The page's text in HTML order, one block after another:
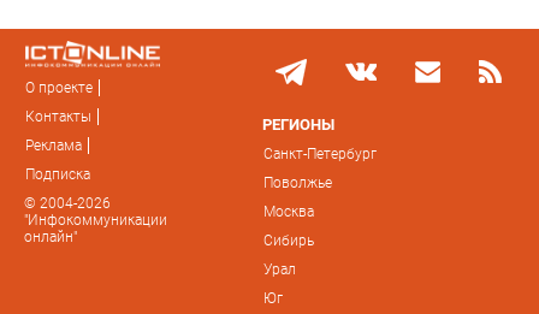
О проекте
Контакты
Реклама
Подписка
© 2004-2026
"Инфокоммуникации
онлайн"
РЕГИОНЫ
Санкт-Петербург
Поволжье
Москва
Сибирь
Урал
Юг